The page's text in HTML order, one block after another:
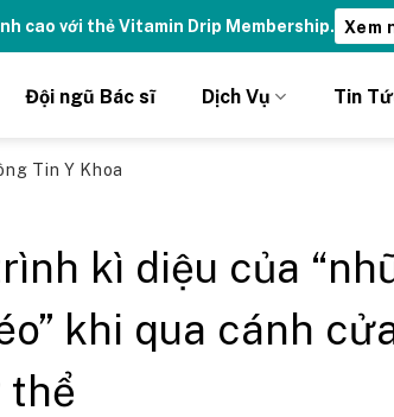
cao với thẻ Vitamin Drip Membership. Xem
Đội ngũ Bác sĩ Dịch Vụ Tin
Tin Y Khoa
kì diệu của
khi qua cánh
thể